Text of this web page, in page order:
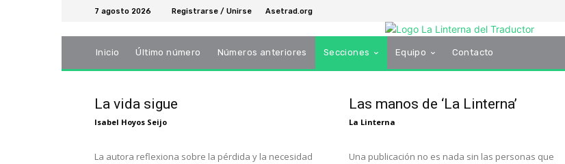
7 agosto 2026 Registrarse / Unirse Asetrad.org
Inicio Último número Números anteriores Secciones Equipo Contacto
La vida sigue
Isabel Hoyos Seijo
La autora reflexiona sobre la pérdida y la necesidad
Las manos de ‘La Linterna’
La Linterna
Una publicación no es nada sin las personas que